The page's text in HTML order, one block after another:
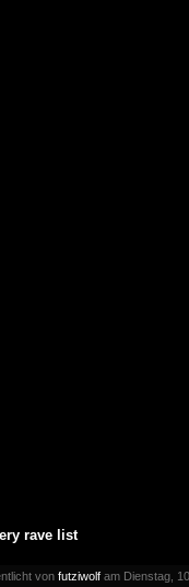
rave list
von futziwolf am Dienstag,